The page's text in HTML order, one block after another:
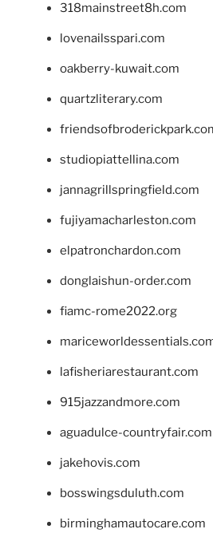
318mainstreet8h.com
lovenailsspari.com
oakberry-kuwait.com
quartzliterary.com
studiopiattellina.com
jannagrillspringfield.com
fujiyamacharleston.com
elpatronchardon.com
donglaishun-order.com
fiamc-rome2022.org
lafisheriarestaurant.com
915jazzandmore.com
aguadulce-countryfair.com
jakehovis.com
bosswingsduluth.com
birminghamautocare.com